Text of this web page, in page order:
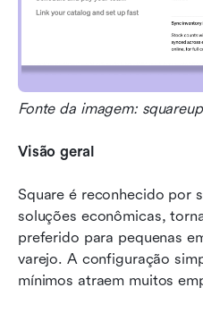
Fonte da imagem:
Visão geral
Square é reconhecido por
soluções econômicas,
preferido para pequenas
varejo. A configuração
mínimos atraem muitos